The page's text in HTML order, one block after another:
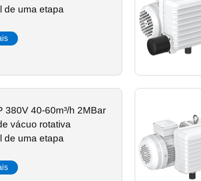
de uma etapa
380V 40-60m³/h 2MBar
vácuo rotativa
de uma etapa